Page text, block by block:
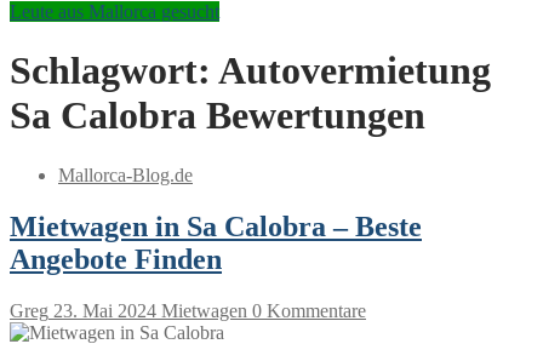
Leute aus Mallorca gesucht
Schlagwort: Autovermietung
Sa Calobra Bewertungen
Mallorca-Blog.de
Mietwagen in Sa Calobra – Beste
Angebote Finden
Greg 23. Mai 2024 Mietwagen 0 Kommentare